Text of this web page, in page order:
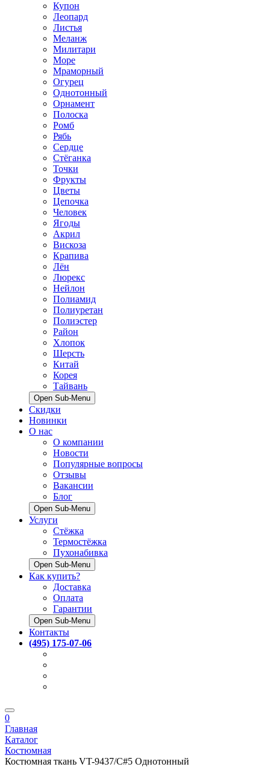
Купон
Леопард
Листья
Меланж
Милитари
Море
Мраморный
Огурец
Однотонный
Орнамент
Полоска
Ромб
Рябь
Сердце
Стёганка
Точки
Фрукты
Цветы
Цепочка
Человек
Ягоды
Акрил
Вискоза
Крапива
Лён
Люрекс
Нейлон
Полиамид
Полиуретан
Полиэстер
Район
Хлопок
Шерсть
Китай
Корея
Тайвань
Open Sub-Menu
Скидки
Новинки
О нас
О компании
Новости
Популярные вопросы
Отзывы
Вакансии
Блог
Open Sub-Menu
Услуги
Стёжка
Термостёжка
Пухонабивка
Open Sub-Menu
Как купить?
Доставка
Оплата
Гарантии
Open Sub-Menu
Контакты
(495) 175-07-06
0
Главная
Каталог
Костюмная
Костюмная ткань VT-9437/C#5 Однотонный